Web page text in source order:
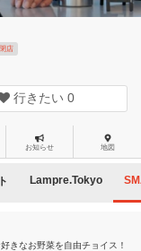
閉店
行きたい 0
お知らせ 地図
Lampre.Tokyo
きなお野菜を自由チョイス！